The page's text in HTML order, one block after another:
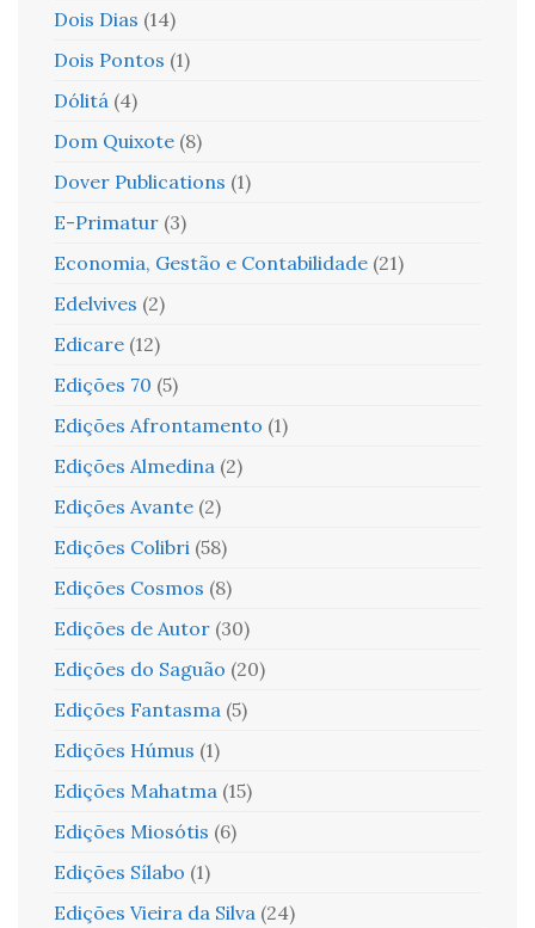
Dois Dias (14)
Dois Pontos (1)
Dólitá (4)
Dom Quixote (8)
Dover Publications (1)
E-Primatur (3)
Economia, Gestão e Contabilidade (21)
Edelvives (2)
Edicare (12)
Edições 70 (5)
Edições Afrontamento (1)
Edições Almedina (2)
Edições Avante (2)
Edições Colibri (58)
Edições Cosmos (8)
Edições de Autor (30)
Edições do Saguão (20)
Edições Fantasma (5)
Edições Húmus (1)
Edições Mahatma (15)
Edições Miosótis (6)
Edições Sílabo (1)
Edições Vieira da Silva (24)